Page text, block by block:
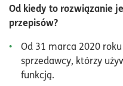
Od kiedy to rozwiązanie
przepisów?
Od 31 marca 2020
sprzedawcy, którzy
funkcją.